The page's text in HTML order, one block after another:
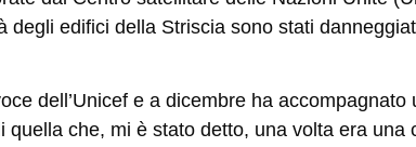
degli edifici della Striscia sono stati
dell’Unicef e a dicembre ha
quella che, mi è stato detto, una volta era